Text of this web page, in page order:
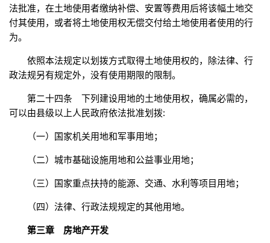
法批准，在土地使用者缴纳补偿、安置等费用后将该幅土地交
付其使用，或者将土地使用权无偿交付给土地使用者使用的行
为。
依照本法规定以划拨方式取得土地使用权的，除法律、行
政法规另有规定外，没有使用期限的限制。
第二十四条 下列建设用地的土地使用权，确属必需的，
可以由县级以上人民政府依法批准划拨:
（一）国家机关用地和军事用地；
（二）城市基础设施用地和公益事业用地；
（三）国家重点扶持的能源、交通、水利等项目用地；
（四）法律、行政法规规定的其他用地。
第三章 房地产开发